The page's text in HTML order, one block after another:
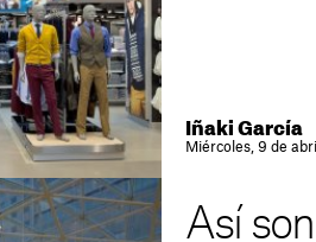
Iñaki García
Miércoles, 9 de
Así